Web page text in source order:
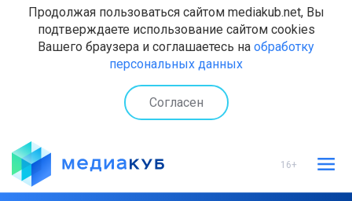
Продолжая пользоваться сайтом mediakub.net, Вы
подтверждаете использование сайтом cookies
Вашего браузера и соглашаетесь на обработку
персональных данных
Согласен
16+